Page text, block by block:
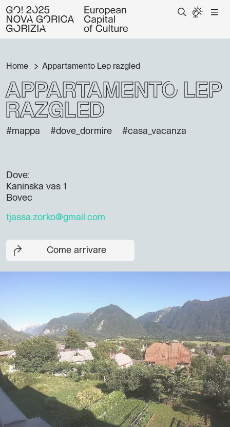
Home Appartamento Lep razgled
Appartamento Lep
razgled
#mappa #dove_dormire #casa_vacanza
Dove:
Kaninska vas 1
Bovec
tjassa.zorko@gmail.com
Come arrivare